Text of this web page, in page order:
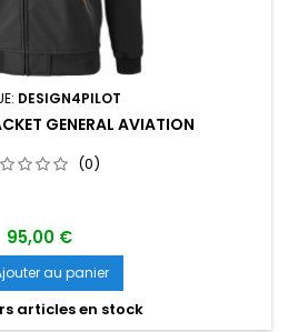
DESIGN4PILOT
GENERAL AVIATION
(0)
95,00 €
au panier
articles en stock